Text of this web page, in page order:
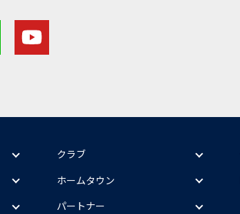
クラブ
ホームタウン
パートナー